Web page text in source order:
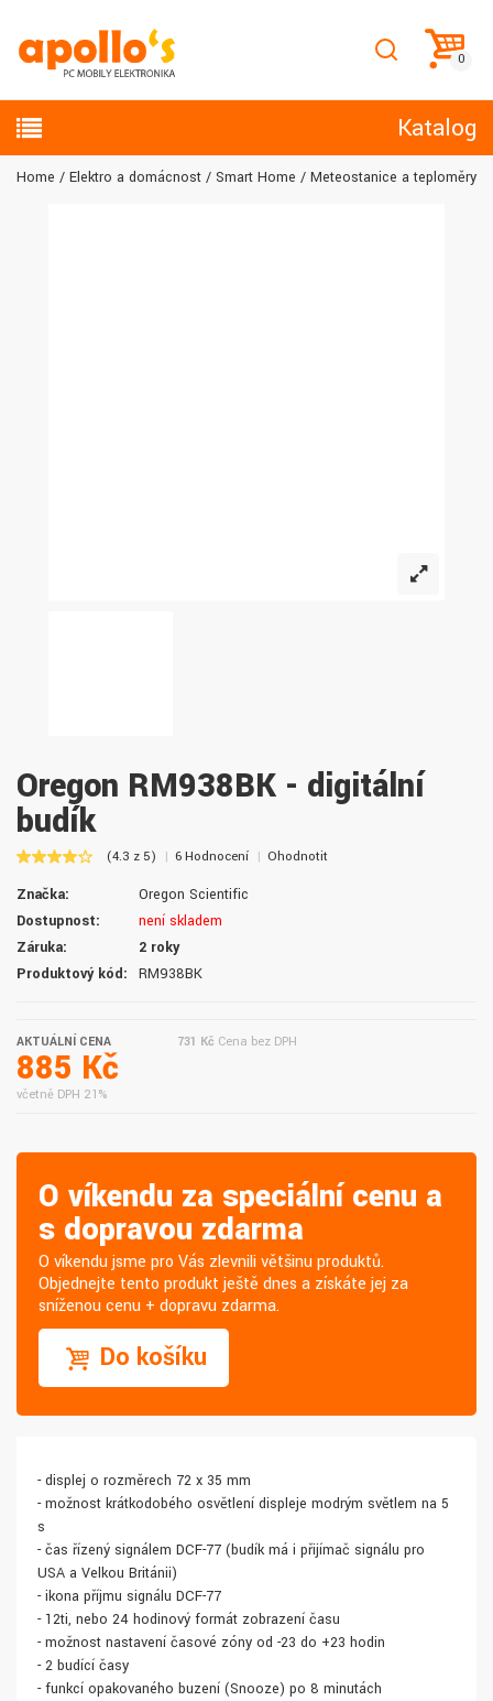
Katalog
Home Elektro a domácnost Smart Home Meteostanice a teploměry
Oregon RM938BK - digitální
budík
(4.3 z 5) 6 Hodnocení Ohodnotit
Značka:
Oregon Scientific
Dostupnost:
není skladem
Záruka:
2 roky
Produktový kód:
RM938BK
AKTUÁLNÍ CENA
885 Kč
včetně DPH 21%
731 Kč Cena bez DPH
O víkendu za speciální cenu a
s dopravou zdarma
O víkendu jsme pro Vás zlevnili většinu produktů.
Objednejte tento produkt ještě dnes a získáte jej za
sníženou cenu + dopravu zdarma.
Do košíku
- displej o rozměrech 72 x 35 mm
- možnost krátkodobého osvětlení displeje modrým světlem na 5
s
- čas řízený signálem DCF-77 (budík má i přijímač signálu pro
USA a Velkou Británii)
- ikona příjmu signálu DCF-77
- 12ti, nebo 24 hodinový formát zobrazení času
- možnost nastavení časové zóny od -23 do +23 hodin
- 2 budící časy
- funkcí opakovaného buzení (Snooze) po 8 minutách